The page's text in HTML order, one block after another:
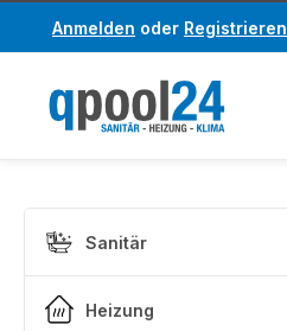
Hauptinhalt springen
Zur Suche springen
Anmelden oder Registrieren
Sanitär
Heizung